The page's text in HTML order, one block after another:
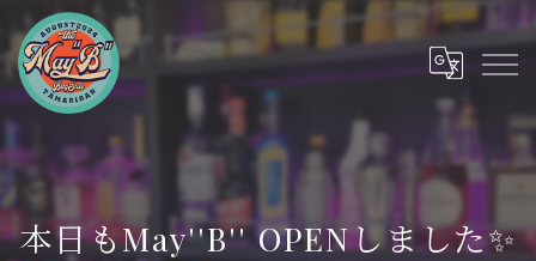
本日もMay''B'' OPENしました✨